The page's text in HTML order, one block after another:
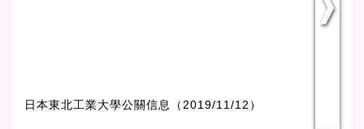
日本東北工業大學公關信息（2019/11/12）